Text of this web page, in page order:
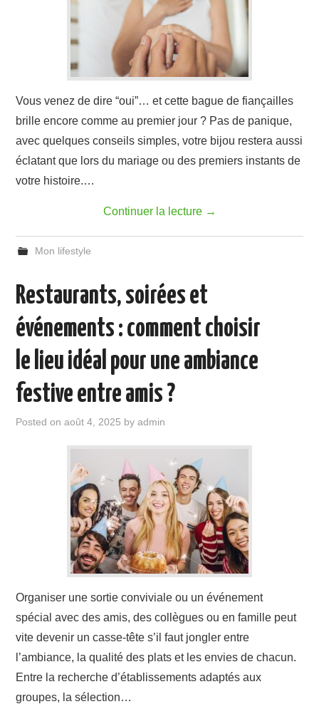
Vous venez de dire “oui”… et cette bague de fiançailles
brille encore comme au premier jour ? Pas de panique,
avec quelques conseils simples, votre bijou restera aussi
éclatant que lors du mariage ou des premiers instants de
votre histoire.…
Continuer la lecture →
Mon lifestyle
Restaurants, soirées et
événements : comment choisir
le lieu idéal pour une ambiance
festive entre amis ?
Posted onaoût 4, 2025 byadmin
Organiser une sortie conviviale ou un événement
spécial avec des amis, des collègues ou en famille peut
vite devenir un casse-tête s’il faut jongler entre
l’ambiance, la qualité des plats et les envies de chacun.
Entre la recherche d’établissements adaptés aux
groupes, la sélection…